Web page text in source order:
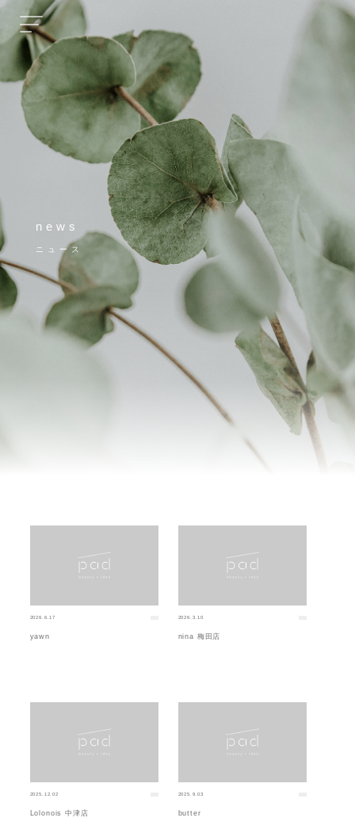
news
ニュース
2026.6.17
yawn
2026.3.10
nina 梅田店
2025.12.02
Lolonois 中津店
2025.9.03
butter